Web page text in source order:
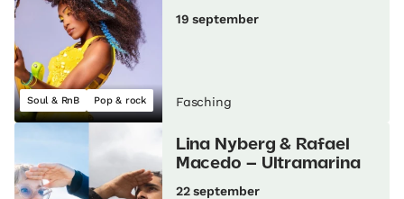
Soul & RnB Pop & rock
19 september
Fasching
Lina Nyberg & Rafael
Macedo – Ultramarina
22 september